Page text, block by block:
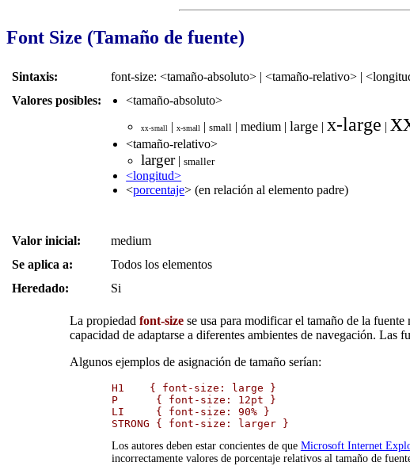
Font Size (Tamaño de fuente)
Sintaxis:
font-size: <tamaño-absoluto> | <tamaño-relativo> |
Valores posibles:
<tamaño-absoluto>
xx-small |x-small |small |medium |large |x-large |
<tamaño-relativo>
larger|smaller
<longitud>
<porcentaje> (en relación al elemento padre)
Valor inicial:
medium
Se aplica a:
Todos los elementos
Heredado:
Si
La propiedad font-sizese usa para modificar el tamaño de la fuente
capacidad de adaptarse a diferentes ambientes de navegación. Las
Algunos ejemplos de asignación de tamaño serían:
H1    { font-size: large }
P      { font-size: 12pt }
LI     { font-size: 90% }
STRONG { font-size: larger }
Los autores deben estar concientes de que Microsoft Internet
incorrectamente valores de porcentaje relativos al tamaño de